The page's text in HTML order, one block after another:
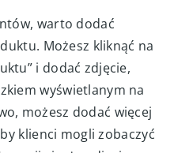
warto dodać
Możesz kliknąć na
i dodać zdjęcie,
wyświetlanym na
możesz dodać więcej
klienci mogli zobaczyć